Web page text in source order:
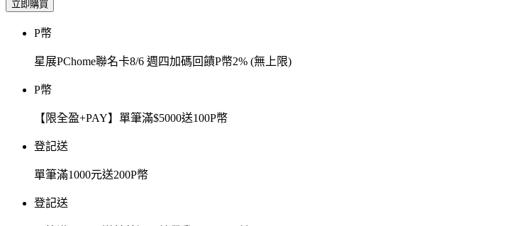
立即購買
P幣
星展PChome聯名卡8/6 週四加碼回饋P幣2% (無上限)
P幣
【限全盈+PAY】單筆滿$5000送100P幣
登記送
單筆滿1000元送200P幣
登記送